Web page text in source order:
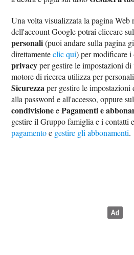
Una volta visualizzata la pagina Web
dell'account Google potrai cliccare
personali(puoi andare sulla pagina
direttamenteclic qui) per modificare
privacyper gestire le impostazioni
motore di ricerca utilizza per
Sicurezzaper gestire le impostazioni
alla password e all'accesso, oppure
condivisioneePagamenti e
gestire il Gruppo famiglia e i contatti
pagamentoe gestire gli abbonamenti.